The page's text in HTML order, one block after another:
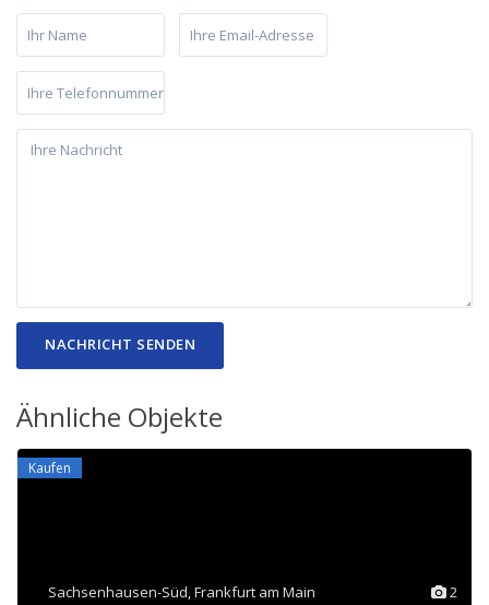
Ähnliche Objekte
2
Sachsenhausen-Süd Frankfurt am Main
Kaufen